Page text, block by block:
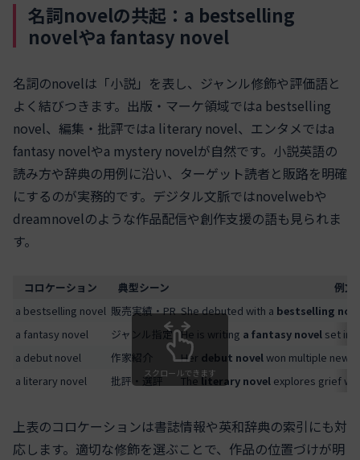
名詞novelの共起：a bestselling
novelやa fantasy novel
名詞のnovelは「小説」を表し、ジャンル修飾や評価語と
よく結びつきます。出版・マーケ領域ではa bestselling
novel、編集・批評ではa literary novel、エンタメではa
fantasy novelやa mystery novelが自然です。小説英語の
読み方や辞典の用例に沿い、ターゲット読者と販路を明確
にするのが実務的です。デジタル文脈ではnovelwebや
dreamnovelのような作品配信や創作支援の語も見られま
す。
コロケーション 典型シーン
例文
a bestselling novel 販売実績・PR She debuted with a bestselling
a fantasy novel
ジャンル指定 He is writing a fantasy novel set in
a debut novel
作家紹介 Her debut novel won multiple
a literary novel
批評・選評 The literary novel explores grief
スクロールできます
上表のコロケーションは書誌情報や英和辞典の索引にも対
応します。適切な修飾を選ぶことで、作品の位置づけが明